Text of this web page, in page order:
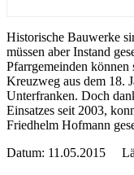
Historische Bauwerke
müssen aber Instand
Pfarrgemeinden
Kreuzweg aus dem 18.
Unterfranken. Doch
Einsatzes seit 2003,
Friedhelm Hofmann
Datum: 11.05.2015